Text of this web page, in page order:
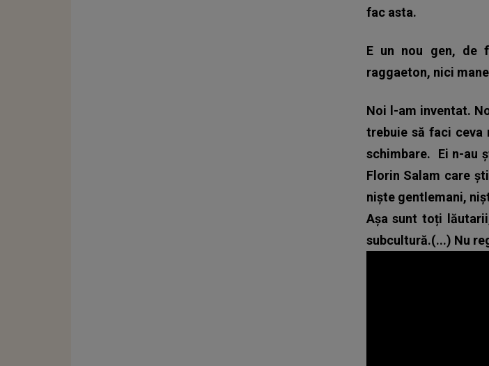
fac asta.
E un nou gen, de
raggaeton, nici
Noi l-am inventat.
trebuie să faci ceva
schimbare. Ei n-au
Florin Salam care
niște gentlemani,
Așa sunt toți
subcultură.(...) Nu